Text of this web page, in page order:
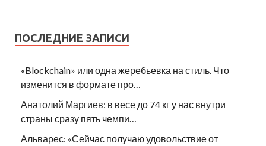
ПОСЛЕДНИЕ ЗАПИСИ
«Blockchain» или одна жеребьевка на стиль. Что
изменится в формате про…
Анатолий Маргиев: в весе до 74 кг у нас внутри
страны сразу пять чемпи…
Альварес: «Сейчас получаю удовольствие от